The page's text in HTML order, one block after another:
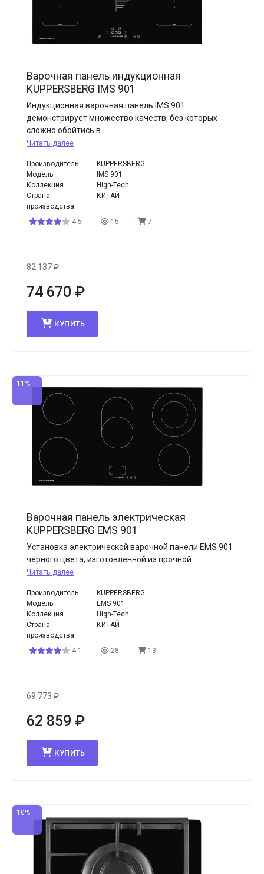
Варочная панель индукционная
KUPPERSBERG IMS 901
Индукционная варочная панель IMS 901
демонстрирует множество качеств, без которых
сложно обойтись в
Читать далее
Производитель
KUPPERSBERG
Модель
IMS 901
Коллекция
High-Tech
Страна
производства
КИТАЙ
4.5 15 7
82 137₽
74 670 ₽
КУПИТЬ
-11%
Варочная панель электрическая
KUPPERSBERG EMS 901
Установка электрической варочной панели EMS 901
чёрного цвета, изготовленной из прочной
Читать далее
Производитель
KUPPERSBERG
Модель
EMS 901
Коллекция
High-Tech
Страна
производства
КИТАЙ
4.1 28 13
69 773₽
62 859 ₽
КУПИТЬ
-10%